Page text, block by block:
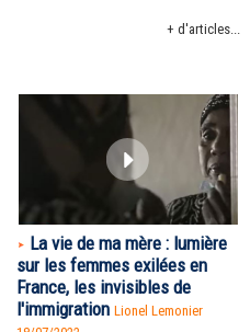
+ d'articles...
La vie de ma mère : lumière
sur les femmes exilées en
France, les invisibles de
l'immigration Lionel Lemonier